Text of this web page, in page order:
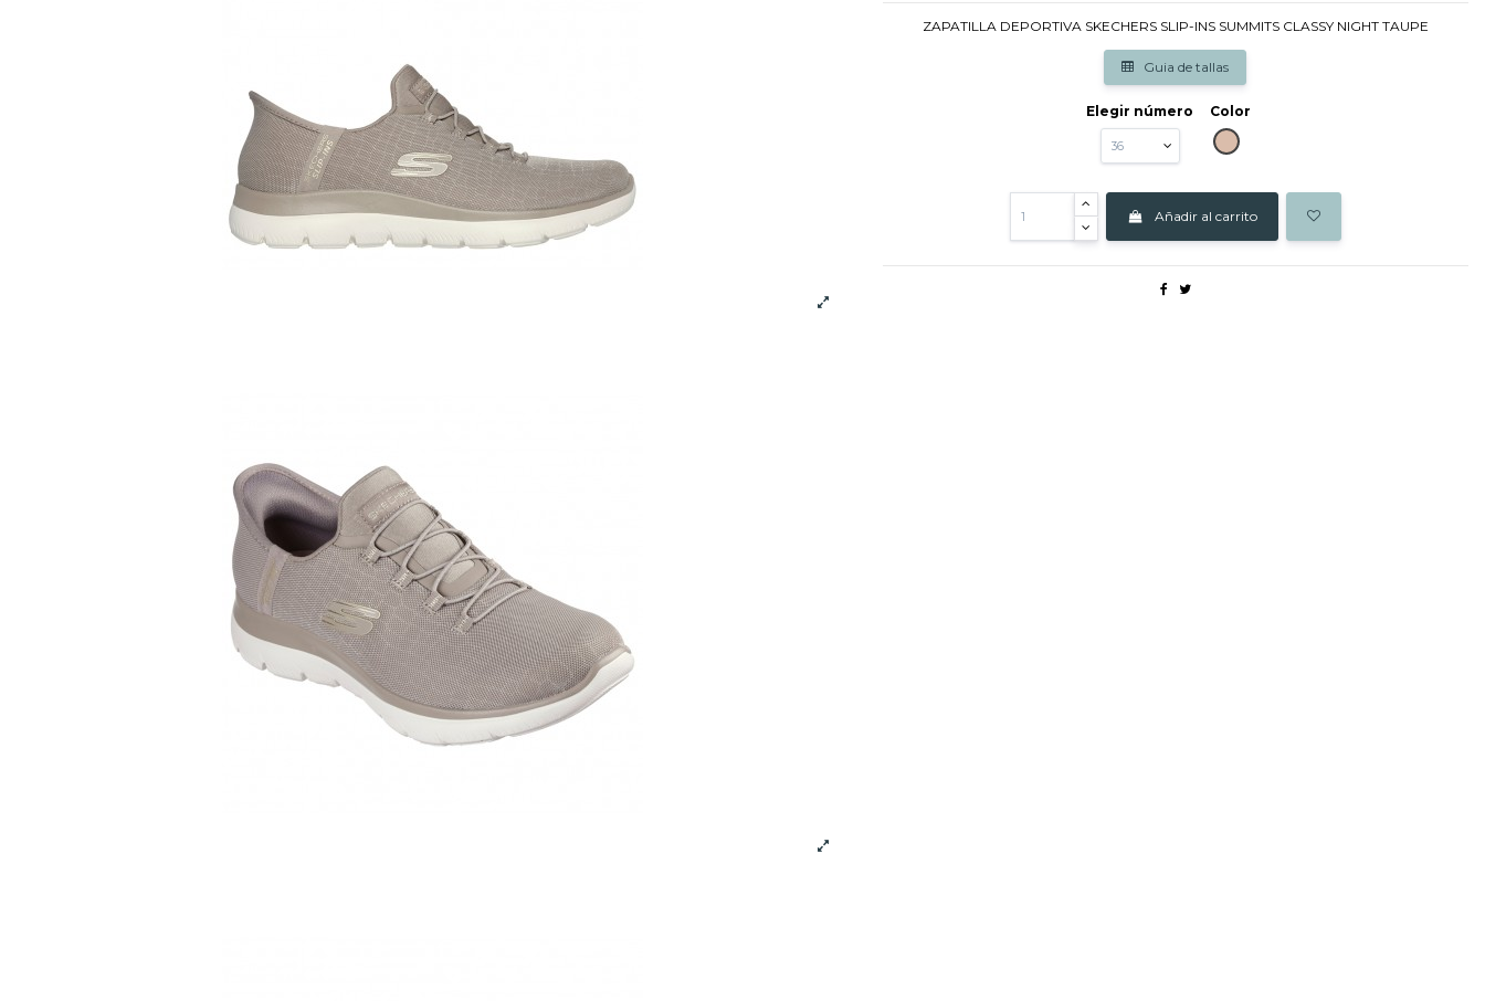
ZAPATILLA DEPORTIVA SKECHERS SLIP-INS SUMMITS CLASSY NIGHT TAUPE
Guia de tallas
Elegir número
Color
TAUPE
Añadir al carrito